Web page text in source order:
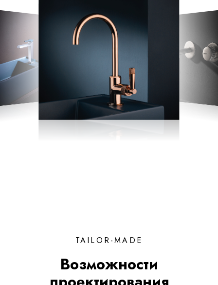
TAILOR-MADE
Возможности